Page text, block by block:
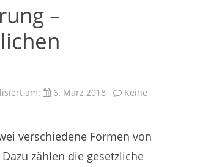
–
am: 6. März 2018 Keine
verschiedene Formen von
zählen die gesetzliche